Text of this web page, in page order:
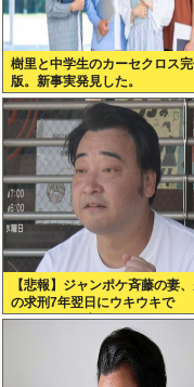
樹里と中学生のカーセクロス
版。新事実発見した。
【悲報】ジャンポケ斉藤の妻
の求刑7年翌日にウキウキで
Instagram更新